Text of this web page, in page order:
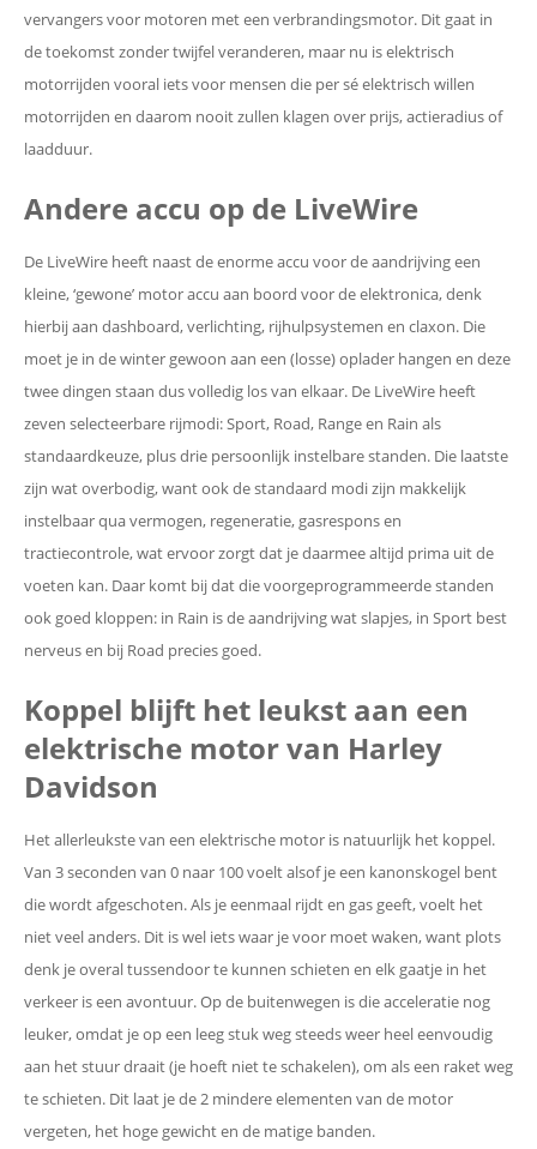
vervangers voor motoren met een verbrandingsmotor. Dit gaat in
de toekomst zonder twijfel veranderen, maar nu is elektrisch
motorrijden vooral iets voor mensen die per sé elektrisch willen
motorrijden en daarom nooit zullen klagen over prijs, actieradius of
laadduur.
Andere accu op de LiveWire
De LiveWire heeft naast de enorme accu voor de aandrijving een
kleine, ‘gewone’ motor accu aan boord voor de elektronica, denk
hierbij aan dashboard, verlichting, rijhulpsystemen en claxon. Die
moet je in de winter gewoon aan een (losse) oplader hangen en deze
twee dingen staan dus volledig los van elkaar. De LiveWire heeft
zeven selecteerbare rijmodi: Sport, Road, Range en Rain als
standaardkeuze, plus drie persoonlijk instelbare standen. Die laatste
zijn wat overbodig, want ook de standaard modi zijn makkelijk
instelbaar qua vermogen, regeneratie, gasrespons en
tractiecontrole, wat ervoor zorgt dat je daarmee altijd prima uit de
voeten kan. Daar komt bij dat die voorgeprogrammeerde standen
ook goed kloppen: in Rain is de aandrijving wat slapjes, in Sport best
nerveus en bij Road precies goed.
Koppel blijft het leukst aan een
elektrische motorvan Harley
Davidson
Het allerleukste van een elektrische motor is natuurlijk het koppel.
Van 3 seconden van 0 naar 100 voelt alsof je een kanonskogel bent
die wordt afgeschoten. Als je eenmaal rijdt en gas geeft, voelt het
niet veel anders. Dit is wel iets waar je voor moet waken, want plots
denk je overal tussendoor te kunnen schieten en elk gaatje in het
verkeer is een avontuur. Op de buitenwegen is die acceleratie nog
leuker, omdat je op een leeg stuk weg steeds weer heel eenvoudig
aan het stuur draait (je hoeft niet te schakelen), om als een raket weg
te schieten. Dit laat je de 2 mindere elementen van de motor
vergeten, het hoge gewicht en de matige banden.